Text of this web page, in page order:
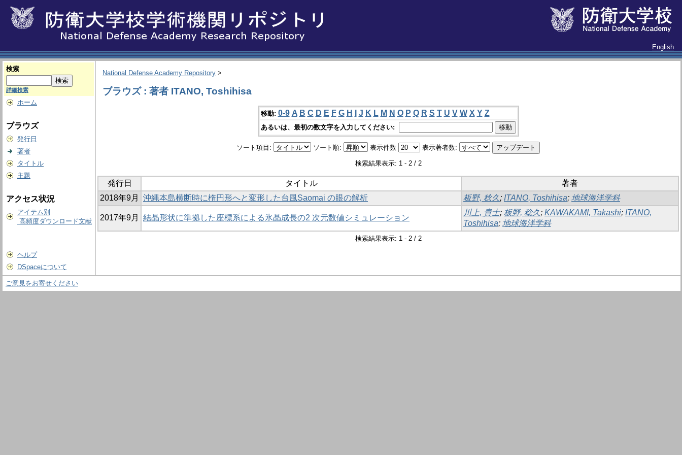
English
検索
詳細検索
ホーム
ブラウズ
発行日
著者
タイトル
主題
アクセス状況
アイテム別
高頻度ダウンロード文献
ヘルプ
DSpaceについて
National Defense Academy Repository >
ブラウズ : 著者 ITANO, Toshihisa
移動: 0-9 A B C D E F G H J K L M N O P Q R S T U V W X Y Z
あるいは、最初の数文字を入力してください:
ソート項目: ソート順: 表示件数 表示著者数:
検索結果表示: 1 - 2 / 2
発行日 タイトル
著者
2018年9月
沖縄本島横断時に楕円形へと変形した台風Saomai の眼の解析 板野, 稔久; ITANO, Toshihisa; 地球海洋学科
2017年9月 結晶形状に準拠した座標系による氷晶成長の2 次元数値シミュレーション
川上, 貴士; 板野, 稔久; KAWAKAMI, Takashi; ITANO,
Toshihisa; 地球海洋学科
検索結果表示: 1 - 2 / 2
ご意見をお寄せください